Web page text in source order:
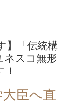
】「伝統構
ネスコ無形
臣へ直